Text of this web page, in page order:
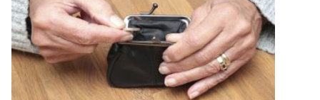
Magán egészségbiztosítás 💊
Betegbiztosítás
Egészségpénztár – Spórolj évi akár 150 ezer
Egészségbiztosítás kalkulátor